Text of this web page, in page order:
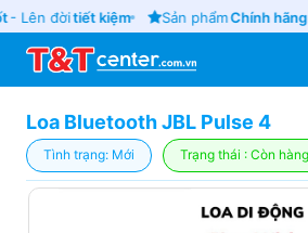
- Lên đờitiết kiệm Sản phẩmChính hãng
Loa Bluetooth JBL Pulse 4
Tình trạng: Mới Trạng thái : Còn hàng